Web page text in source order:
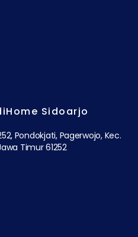
Sidoarjo
Pondokjati, Pagerwojo, Kec.
Timur 61252